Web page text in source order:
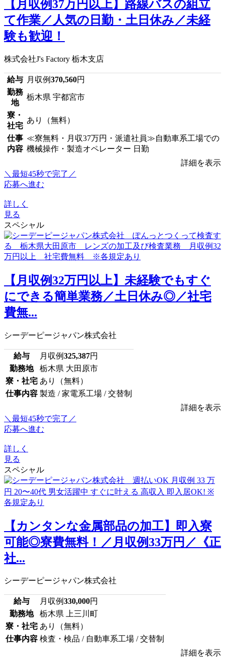
【月収例37万円以上】路線バスの組立
て作業／人気の日勤・土日休み／未経
験も歓迎！
株式会社J's Factory 栃木支店
給与 月収例370,560円
勤務
地
栃木県 宇都宮市
寮・
社宅
あり（無料）
仕事
内容
≪寮無料・月収37万円・派遣社員≫自動車系工場での
機械操作・製造オペレーター 日勤
詳細を表示
＼最短45秒で完了／
応募へ進む
詳しく
見る
スペシャル
【月収例32万円以上】未経験でもすぐ
にできる簡単業務／土日休み◎／社宅
費無...
シーデーピージャパン株式会社
給与 月収例325,387円
勤務地
栃木県 大田原市
寮・社宅 あり（無料）
仕事内容 製造 / 家電系工場 / 交替制
詳細を表示
＼最短45秒で完了／
応募へ進む
詳しく
見る
スペシャル
【カンタンな金属部品の加工】即入寮
可能◎寮費無料！／月収例33万円／《正
社...
シーデーピージャパン株式会社
給与 月収例330,000円
勤務地
栃木県 上三川町
寮・社宅 あり（無料）
仕事内容 検査・検品 / 自動車系工場 / 交替制
詳細を表示